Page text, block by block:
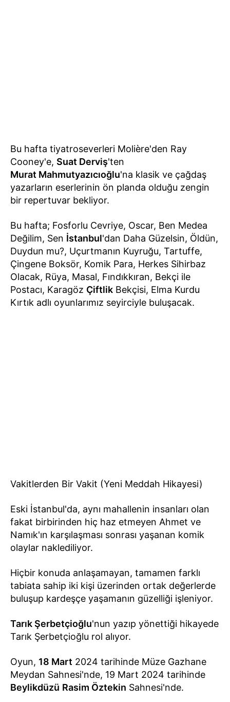
Bu hafta tiyatroseverleri Molière'den Ray
Cooney'e, Suat Derviş'ten
Murat Mahmutyazıcıoğlu'na klasik ve çağdaş
yazarların eserlerinin ön planda olduğu zengin
bir repertuvar bekliyor.
Bu hafta; Fosforlu Cevriye, Oscar, Ben Medea
Değilim, Sen İstanbul'dan Daha Güzelsin, Öldün,
Duydun mu?, Uçurtmanın Kuyruğu, Tartuffe,
Çingene Boksör, Komik Para, Herkes Sihirbaz
Olacak, Rüya, Masal, Fındıkkıran, Bekçi ile
Postacı, Karagöz Çiftlik Bekçisi, Elma Kurdu
Kırtık adlı oyunlarımız seyirciyle buluşacak.
Vakitlerden Bir Vakit (Yeni Meddah Hikayesi)
Eski İstanbul'da, aynı mahallenin insanları olan
fakat birbirinden hiç haz etmeyen Ahmet ve
Namık'ın karşılaşması sonrası yaşanan komik
olaylar naklediliyor.
Hiçbir konuda anlaşamayan, tamamen farklı
tabiata sahip iki kişi üzerinden ortak değerlerde
buluşup kardeşçe yaşamanın güzelliği işleniyor.
Tarık Şerbetçioğlu'nun yazıp yönettiği hikayede
Tarık Şerbetçioğlu rol alıyor.
Oyun, 18 Mart 2024 tarihinde Müze Gazhane
Meydan Sahnesi'nde, 19 Mart 2024 tarihinde
Beylikdüzü Rasim Öztekin Sahnesi'nde.